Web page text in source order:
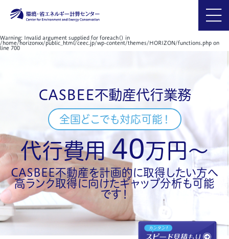
Warning: Invalid argument supplied for foreach() in
/home/horizonxx/public_html/ceec.jp/wp-content/themes/HORIZON/functions.php on
line 700
CASBEE不動産代行業務
全国どこでも対応可能！
代行費用40万円～
CASBEE不動産を計画的に取得したい方へ
高ランク取得に向けたギャップ分析も可能
です！